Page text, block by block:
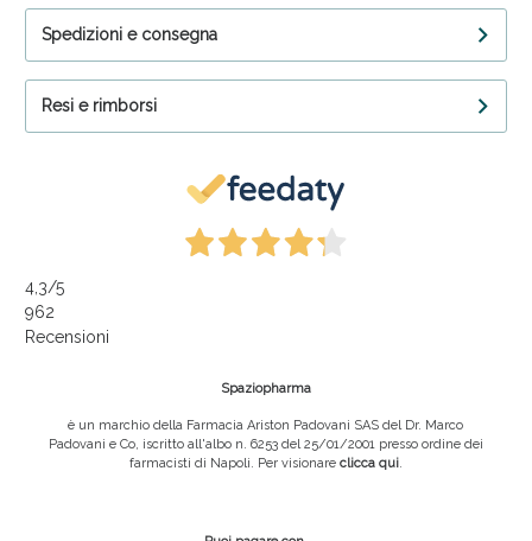
Spedizioni e consegna
Resi e rimborsi
4,3/5
962
Recensioni
Spaziopharma
è un marchio della Farmacia Ariston Padovani SAS del Dr. Marco
Padovani e Co, iscritto all'albo n. 6253 del 25/01/2001 presso ordine dei
farmacisti di Napoli. Per visionare clicca qui.